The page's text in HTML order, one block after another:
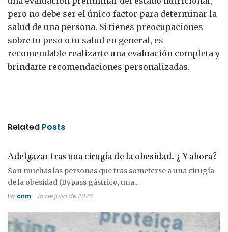
pero no debe ser el único factor para determinar la
salud de una persona. Si tienes preocupaciones
sobre tu peso o tu salud en general, es
recomendable realizarte una evaluación completa y
brindarte recomendaciones personalizadas.
Related Posts
Adelgazar tras una cirugía de la obesidad. ¿ Y ahora?
Son muchas las personas que tras someterse a una cirugía
de la obesidad (Bypass gástrico, una...
by cnm 15 de julio de 2026